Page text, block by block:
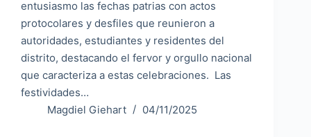
entusiasmo las fechas patrias con actos
protocolares y desfiles que reunieron a
autoridades, estudiantes y residentes del
distrito, destacando el fervor y orgullo nacional
que caracteriza a estas celebraciones. Las
festividades…
Magdiel Giehart
04/11/2025